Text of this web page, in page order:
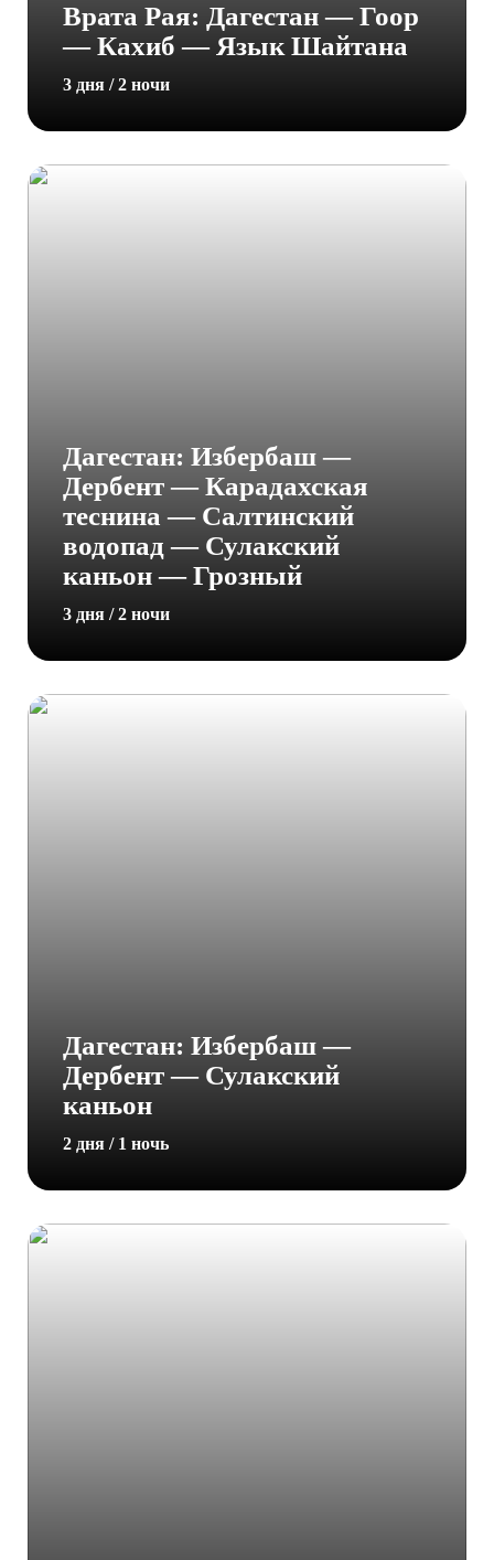
Врата Рая: Дагестан — Гоор
— Кахиб — Язык Шайтана
3 дня / 2 ночи
Дагестан: Избербаш —
Дербент — Карадахская
теснина — Салтинский
водопад — Сулакский
каньон — Грозный
3 дня / 2 ночи
Дагестан: Избербаш —
Дербент — Сулакский
каньон
2 дня / 1 ночь